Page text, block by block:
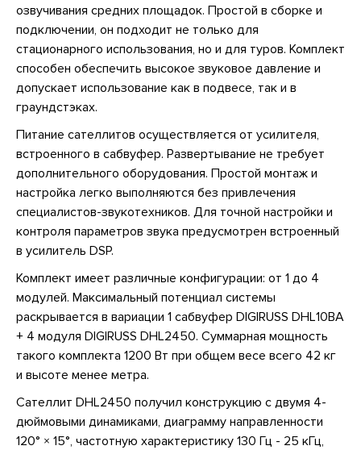
озвучивания средних площадок. Простой в сборке и
подключении, он подходит не только для
стационарного использования, но и для туров. Комплект
способен обеспечить высокое звуковое давление и
допускает использование как в подвесе, так и в
граундстэках.
Питание сателлитов осуществляется от усилителя,
встроенного в сабвуфер. Развертывание не требует
дополнительного оборудования. Простой монтаж и
настройка легко выполняются без привлечения
специалистов-звукотехников. Для точной настройки и
контроля параметров звука предусмотрен встроенный
в усилитель DSP.
Комплект имеет различные конфигурации: от 1 до 4
модулей. Максимальный потенциал системы
раскрывается в вариации 1 сабвуфер DIGIRUSS DHL10BA
+ 4 модуля DIGIRUSS DHL2450. Суммарная мощность
такого комплекта 1200 Вт при общем весе всего 42 кг
и высоте менее метра.
Сателлит DHL2450 получил конструкцию с двумя 4-
дюймовыми динамиками, диаграмму направленности
120° × 15°, частотную характеристику 130 Гц - 25 кГц,